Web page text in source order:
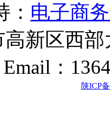
电子商
新区西
：
陕ICP